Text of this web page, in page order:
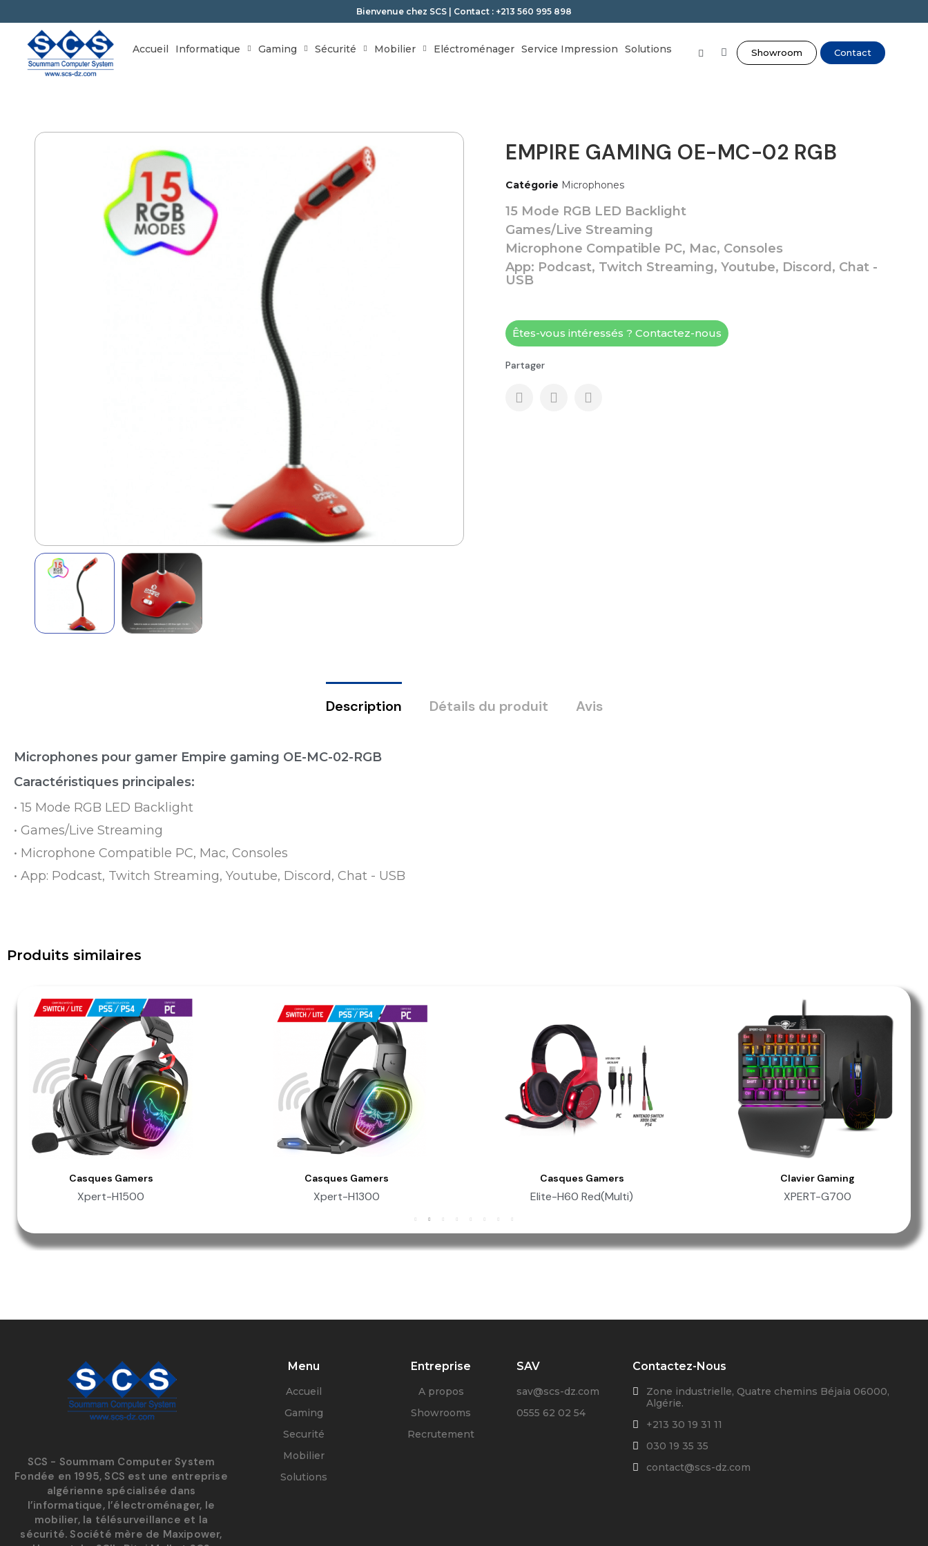
Bienvenue chez SCS | Contact : +213 560 995 898
Accueil Informatique Gaming Sécurité Mobilier Eléctroménager Service Impression Solutions Showroom Contact
EMPIRE GAMING OE-MC-02 RGB
Catégorie Microphones
15 Mode RGB LED Backlight
Games/Live Streaming
Microphone Compatible PC, Mac, Consoles
App: Podcast, Twitch Streaming, Youtube, Discord, Chat -
USB
Êtes-vous intéressés ? Contactez-nous
Partager
Description Détails du produit Avis
Microphones pour gamer Empire gaming OE-MC-02-RGB
Caractéristiques principales:
• 15 Mode RGB LED Backlight
• Games/Live Streaming
• Microphone Compatible PC, Mac, Consoles
• App: Podcast, Twitch Streaming, Youtube, Discord, Chat - USB
Produits similaires
Aperçu Rapide
Casques Gamers
Xpert-H1500
Aperçu Rapide
Casques Gamers
Xpert-H1300
Aperçu Rapide
Casques Gamers
Elite-H60 Red(Multi)
Aperçu Rapide
Clavier Gaming
XPERT-G700
SCS - Soummam Computer System
Fondée en 1995, SCS est une entreprise
algérienne spécialisée dans
l’informatique, l’électroménager, le
mobilier, la télésurveillance et la
sécurité. Société mère de Maxipower,
Menu
Accueil
Gaming
Securité
Mobilier
Solutions
Entreprise
A propos
Showrooms
Recrutement
SAV
sav@scs-dz.com
0555 62 02 54
Contactez-Nous
Zone industrielle, Quatre chemins Béjaia 06000,
Algérie.
+213 30 19 31 11
030 19 35 35
contact@scs-dz.com